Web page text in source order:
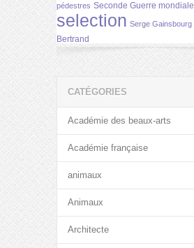
pédestres Seconde Guerre mondiale
selection Serge Gainsbourg
Bertrand
CATÉGORIES
Académie des beaux-arts
Académie française
animaux
Animaux
Architecte